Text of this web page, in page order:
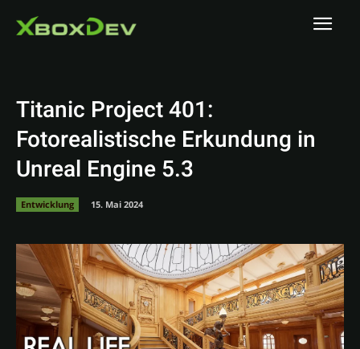
Titanic Project 401:
Fotorealistische Erkundung in
Unreal Engine 5.3
Entwicklung 15. Mai 2024